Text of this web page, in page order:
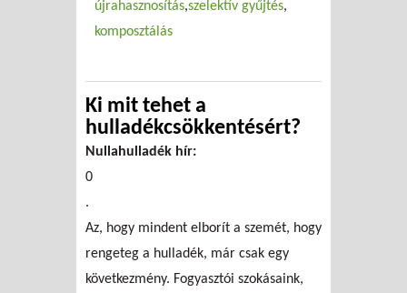
újrahasznosítás szelektív gyűjtés
komposztálás
Ki mit tehet a
hulladékcsökkentésért?
Nullahulladék hír:
0
.
Az, hogy mindent elborít a szemét, hogy
rengeteg a hulladék, már csak egy
következmény. Fogyasztói szokásaink,